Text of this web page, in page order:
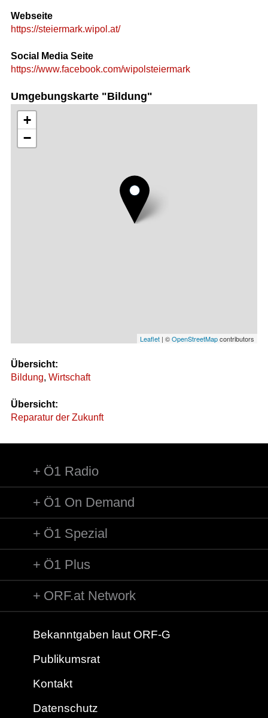
Webseite
https://steiermark.wipol.at/
Social Media Seite
https://www.facebook.com/wipolsteiermark
Umgebungskarte "Bildung"
+
−
Leaflet | ©OpenStreetMapcontributors
Übersicht:
Bildung, Wirtschaft
Übersicht:
Reparatur der Zukunft
Ö1 Radio
Ö1 On Demand
Ö1 Spezial
Ö1 Plus
ORF.at Network
Bekanntgaben laut ORF-G
Publikumsrat
Kontakt
Datenschutz